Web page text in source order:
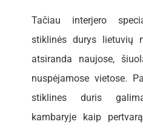
Tačiau interjero
stiklinės durys lietuvių
atsiranda naujose,
nuspėjamose vietose.
stiklines duris
kambaryje kaip